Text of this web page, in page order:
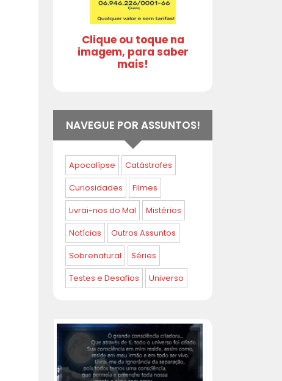
Clique ou toque na
imagem, para saber
mais!
NAVEGUE POR ASSUNTOS!
Apocalípse Catástrofes
Curiosidades Filmes
Livrai-nos do Mal Mistérios
Notícias Outros Assuntos
Sobrenatural Séries
Testes e Desafios Universo